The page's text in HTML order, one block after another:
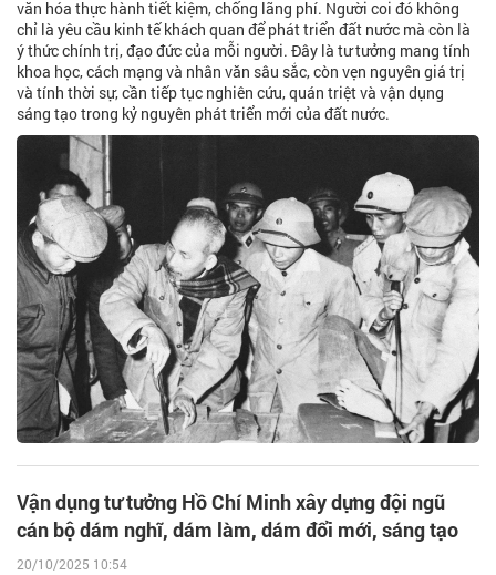
văn hóa thực hành tiết kiệm, chống lãng phí. Người coi đó không
chỉ là yêu cầu kinh tế khách quan để phát triển đất nước mà còn là
ý thức chính trị, đạo đức của mỗi người. Đây là tư tưởng mang tính
khoa học, cách mạng và nhân văn sâu sắc, còn vẹn nguyên giá trị
và tính thời sự, cần tiếp tục nghiên cứu, quán triệt và vận dụng
sáng tạo trong kỷ nguyên phát triển mới của đất nước.
Vận dụng tư tưởng Hồ Chí Minh xây dựng đội ngũ
cán bộ dám nghĩ, dám làm, dám đổi mới, sáng tạo
20/10/2025 10:54